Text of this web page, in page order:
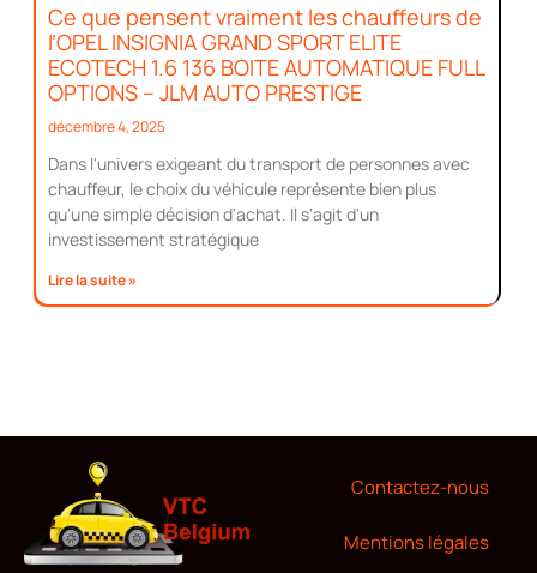
Ce que pensent vraiment les chauffeurs de
l’OPEL INSIGNIA GRAND SPORT ELITE
ECOTECH 1.6 136 BOITE AUTOMATIQUE FULL
OPTIONS – JLM AUTO PRESTIGE
décembre 4, 2025
Dans l'univers exigeant du transport de personnes avec
chauffeur, le choix du véhicule représente bien plus
qu'une simple décision d'achat. Il s'agit d'un
investissement stratégique
Lire la suite »
Contactez-nous
Mentions légales